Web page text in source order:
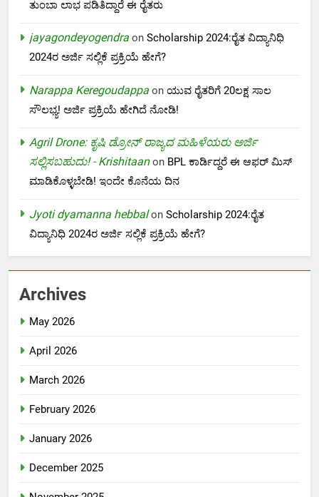
ತುಂಬಾ ಲಾಭ ಪಡಿತಿದ್ದಾರೆ ಈ ರೈತರು
jayagondeyogendra on Scholarship 2024:ರೈತ ವಿದ್ಯಾನಿಧಿ
2024ರ ಅರ್ಜಿ ಸಲ್ಲಿಕೆ ಪ್ರಕ್ರಿಯೆ ಹೇಗೆ?
Narappa Keregoudappa on ಯುವ ರೈತರಿಗೆ 20ಲಕ್ಷ ಸಾಲ
ಸೌಲಭ್ಯ! ಅರ್ಜಿ ಪ್ರಕ್ರಿಯೆ ಹೇಗಿದೆ ನೋಡಿ!
Agril Drone: ಕೃಷಿ ಡ್ರೋನ್ ರಾಜ್ಯದ ಮಹಿಳೆಯರು ಅರ್ಜಿ
ಸಲ್ಲಿಸಬಹುದು! - Krishitaanon BPL ಕಾರ್ಡಿದ್ದರೆ ಈ ಆಫರ್ ಮಿಸ್
ಮಾಡಿಕೊಳ್ಳಬೇಡಿ! ಇಂದೇ ಕೊನೆಯ ದಿನ
Jyoti dyamanna hebbalon Scholarship 2024:ರೈತ
ವಿದ್ಯಾನಿಧಿ 2024ರ ಅರ್ಜಿ ಸಲ್ಲಿಕೆ ಪ್ರಕ್ರಿಯೆ ಹೇಗೆ?
Archives
May 2026
April 2026
March 2026
February 2026
January 2026
December 2025